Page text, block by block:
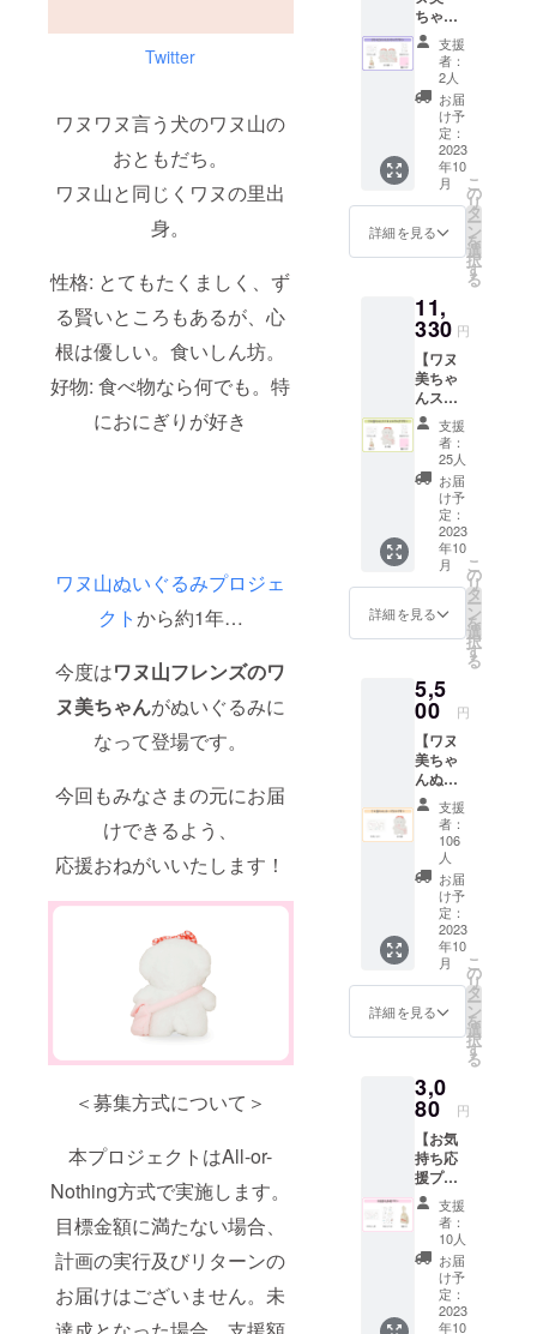
Twitter
ワヌワヌ言う犬のワヌ山の
おともだち。
ワヌ山と同じくワヌの里出
身。
性格: とてもたくましく、ず
る賢いところもあるが、心
根は優しい。食いしん坊。
好物: 食べ物なら何でも。特
におにぎりが好き
ワヌ山ぬいぐるみプロジェ
クトから約1年…
今度はワヌ山フレンズのワ
ヌ美ちゃんがぬいぐるみに
なって登場です。
今回もみなさまの元にお届
けできるよう、
応援おねがいいたします！
＜募集方式について＞
本プロジェクトはAll-or-
Nothing方式で実施します。
目標金額に満たない場合、
計画の実行及びリターンの
お届けはございません。未
せてい
ただき
ます）
●必ず備
考欄
に、色
紙に入
れる宛
名をご
記入く
ださ
い。 ●
合は必
要なし
とご記
入くだ
さい。
●恐縮で
すが、
備考欄
記入後
の宛名
変更は
不可と
なって
おりま
す。 画
メージ
です。
税
（10%
）と送
料770円
を含ん
でおり
ます。
バッグ
・刺繍
ハンカ
はイ
メージ
です。
金額に
は消費
（10%
）と送
料880円
ます。
ちゃん
とグッ
ズプラ
ン】 ・
ぬいぐ
るみ ×
２ ・サ
キュー
レター
・マル
チス
テッ
バッグ
・刺繍
ハンカ
チ 画像
はイ
メージ
です。
金額に
は消費
税
（10%
）と送
料880円
を含ん
でおり
ます。
支援
者：
2人
お届
け予
定：
2023
年10
月
詳細を見る
こ
の
リ
タ
ー
ン
を
選
択
す
る
11,
330 円
【ワヌ
美ちゃ
んスペ
シャル
グッズ
プラ
ン】 ・
サン
キュー
レター
・ぬい
ぐるみ
・マル
チス
テッ
バッグ
・刺繍
ハンカ
チ 画像
はイ
メージ
です。
金額に
は消費
（10%
）と送
料770円
を含ん
でおり
ます。
支援
者：
25人
お届
け予
定：
2023
年10
月
詳細を見る
こ
の
リ
タ
ー
ン
を
選
択
す
る
5,5
00 円
【ワヌ
美ちゃ
んぬい
ぐるみ
プラ
ン】 ・
サン
キュー
レター
・ぬい
ぐるみ
画像は
イメー
ジで
す。 金
）と送
料770円
でおり
ます。
支援
者：
106
人
お届
け予
定：
2023
年10
月
詳細を見る
こ
の
リ
タ
ー
ン
を
選
択
す
る
3,0
80 円
【お気
持ち応
援プラ
ン】 ・
サン
キュー
レター
・マル
チス
テッ
支援
者：
10人
お届
け予
定：
2023
年10